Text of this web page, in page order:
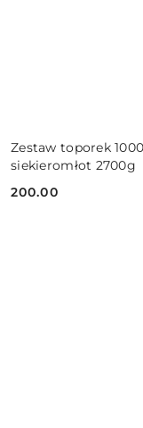
Zestaw toporek
siekieromłot 2700g
Cena:
200.00